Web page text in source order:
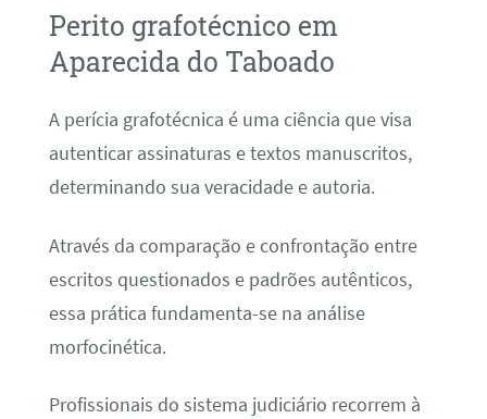
Perito grafotécnico em
Aparecida do Taboado
A perícia grafotécnica é uma ciência que visa
autenticar assinaturas e textos manuscritos,
determinando sua veracidade e autoria.
Através da comparação e confrontação entre
escritos questionados e padrões autênticos,
essa prática fundamenta-se na análise
morfocinética.
Profissionais do sistema judiciário recorrem à